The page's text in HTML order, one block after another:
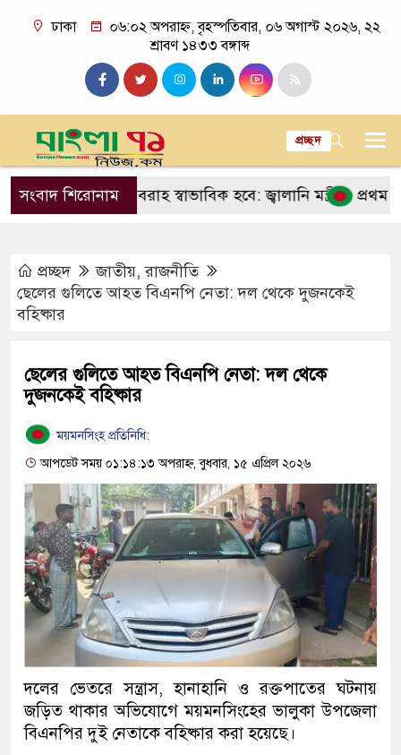
ঢাকা
০৬:০২ অপরাহ্ন, বৃহস্পতিবার, ০৬ অগাস্ট ২০২৬, ২২
শ্রাবণ ১৪৩৩ বঙ্গাব্দ
প্রচ্ছদ
সংবাদ শিরোনাম
গ্যাস সরবরাহ স্বাভাবিক হবে: জ্বালানি মন্ত্রী প্রথম মুসলিম
প্রচ্ছদ জাতীয়,রাজনীতি
ছেলের গুলিতে আহত বিএনপি নেতা: দল থেকে দুজনকেই
বহিষ্কার
ছেলের গুলিতে আহত বিএনপি নেতা: দল থেকে
দুজনকেই বহিষ্কার
ময়মনসিংহ প্রতিনিধি:
আপডেট সময় ০১:১৪:১৩ অপরাহ্ন, বুধবার, ১৫ এপ্রিল ২০২৬
দলের ভেতরে সন্ত্রাস, হানাহানি ও রক্তপাতের ঘটনায়
জড়িত থাকার অভিযোগে ময়মনসিংহের ভালুকা উপজেলা
বিএনপির দুই নেতাকে বহিষ্কার করা হয়েছে।